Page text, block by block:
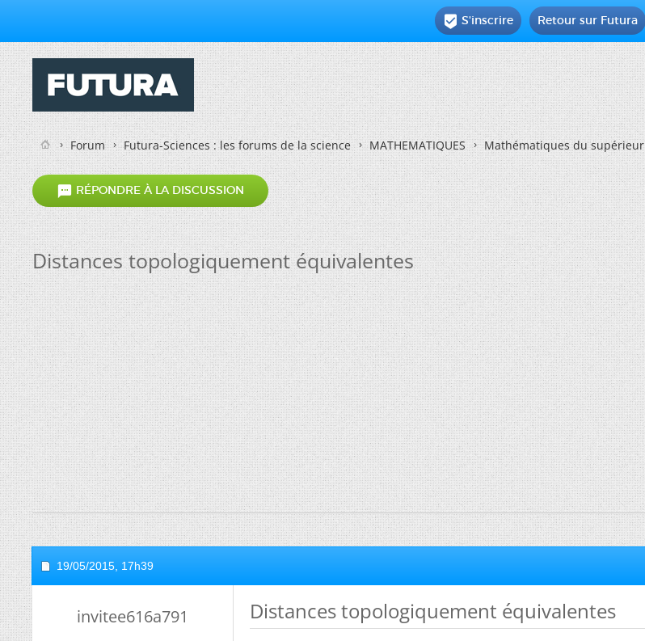
Retour sur Futura
 S'inscrire
Forum Futura-Sciences : les forums de la science MATHEMATIQUES Mathématiques du supérieur
 RÉPONDRE À LA DISCUSSION
Distances topologiquement équivalentes
19/05/2015, 17h39
invitee616a791 Distances topologiquement équivalentes